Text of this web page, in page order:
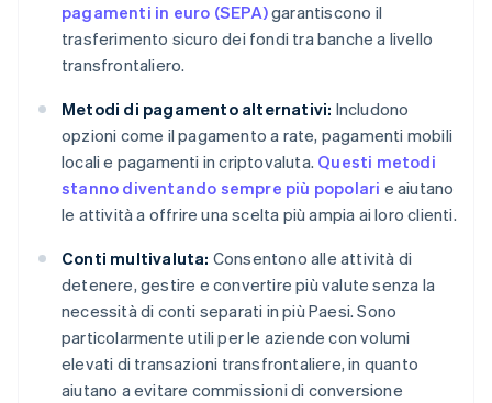
pagamenti in euro (SEPA)garantiscono il
trasferimento sicuro dei fondi tra banche a livello
transfrontaliero.
Metodi di pagamento alternativi: Includono
opzioni come il pagamento a rate, pagamenti mobili
locali e pagamenti in criptovaluta. Questi metodi
stanno diventando sempre più popolari e aiutano
le attività a offrire una scelta più ampia ai loro clienti.
Conti multivaluta: Consentono alle attività di
detenere, gestire e convertire più valute senza la
necessità di conti separati in più Paesi. Sono
particolarmente utili per le aziende con volumi
elevati di transazioni transfrontaliere, in quanto
aiutano a evitare commissioni di conversione